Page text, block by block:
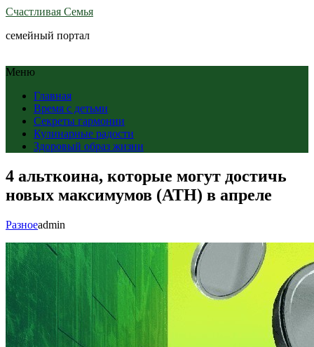
Счастливая Семья
семейный портал
Меню
Главная
Время с детьми
Секреты гармонии
Кулинарные радости
Здоровый образ жизни
4 альткоина, которые могут достичь
новых максимумов (ATH) в апреле
Разноеadmin